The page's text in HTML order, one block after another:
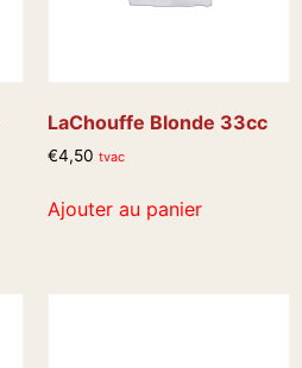
LaChouffe Blonde 33cc
€4,50 tvac
Ajouter au panier